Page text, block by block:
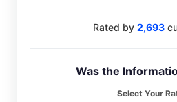
Rated by 2,693
Was the
Select Your